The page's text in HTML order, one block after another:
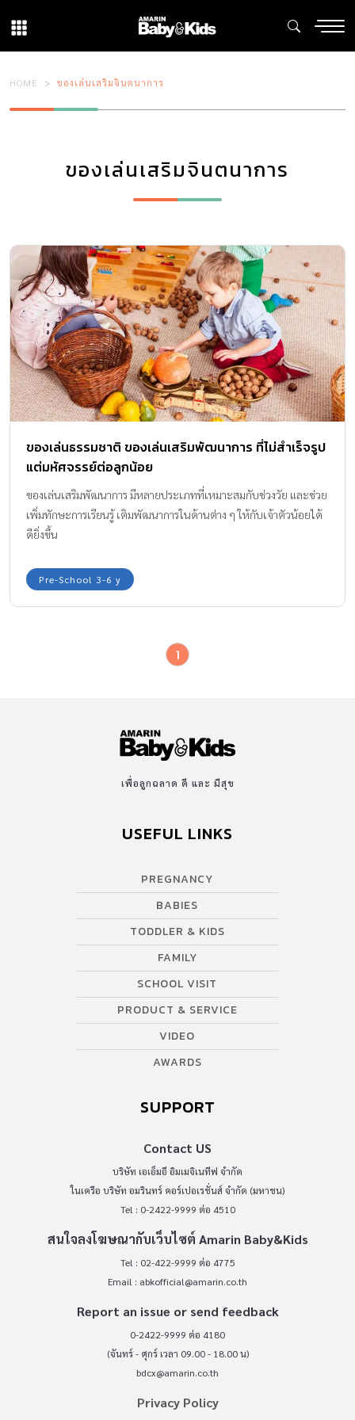
HOME ของเล่นเสริมจินตนาการ
ของเล่นเสริมจินตนาการ
ของเล่นธรรมชาติ ของเล่นเสริมพัฒนาการ ที่ไม่สำเร็จรูป
แต่มหัศจรรย์ต่อลูกน้อย
ของเล่นเสริมพัฒนาการ มีหลายประเภทที่เหมาะสมกับช่วงวัย และช่วย
เพิ่มทักษะการเรียนรู้ เติมพัฒนาการในด้านต่าง ๆ ให้กับเจ้าตัวน้อยได้
ดียิ่งขึ้น
Pre-School 3-6 y
1
เพื่อลูกฉลาด ดี และ มีสุข
USEFUL LINKS
PREGNANCY
BABIES
TODDLER & KIDS
FAMILY
SCHOOL VISIT
PRODUCT & SERVICE
VIDEO
AWARDS
SUPPORT
Contact US
บริษัท เอเอ็มอี อิมเมจิเนทีฟ จำกัด
ในเครือ บริษัท อมรินทร์ คอร์เปอเรชั่นส์ จำกัด (มหาชน)
Tel : 0-2422-9999 ต่อ 4510
สนใจลงโฆษณากับเว็บไซต์ Amarin Baby&Kids
Tel : 02-422-9999 ต่อ 4775
Email : abkofficial@amarin.co.th
Report an issue or send feedback
0-2422-9999 ต่อ 4180
(จันทร์ - ศุกร์ เวลา 09.00 - 18.00 น)
bdcx@amarin.co.th
Privacy Policy